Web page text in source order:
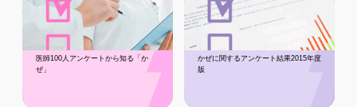
医師100人アンケートから知る「か
ぜ」
かぜに関するアンケート結果2015年度
版